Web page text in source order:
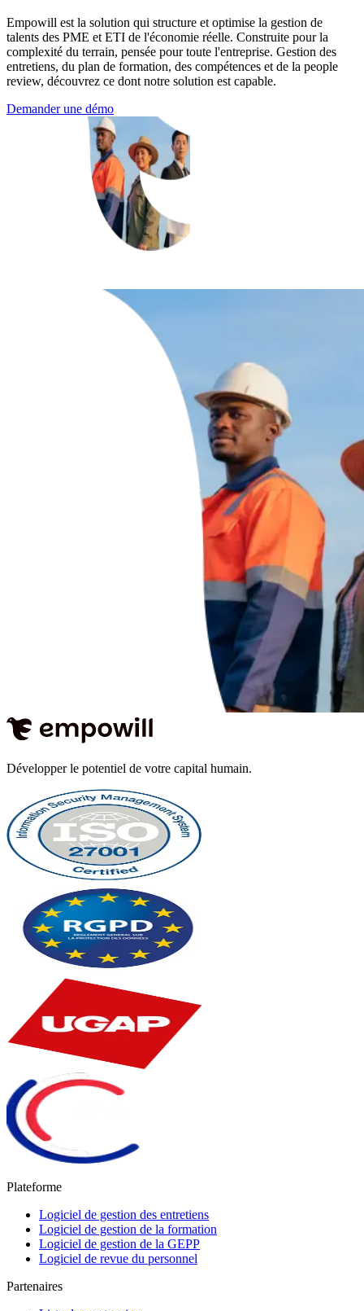
Empowill est la solution qui structure et optimise la gestion de
talents des PME et ETI de l'économie réelle. Construite pour la
complexité du terrain, pensée pour toute l'entreprise. Gestion des
entretiens, du plan de formation, des compétences et de la people
review, découvrez ce dont notre solution est capable.
Demander une démo
Développer le potentiel de votre capital humain.
Plateforme
Logiciel de gestion des entretiens
Logiciel de gestion de la formation
Logiciel de gestion de la GEPP
Logiciel de revue du personnel
Partenaires